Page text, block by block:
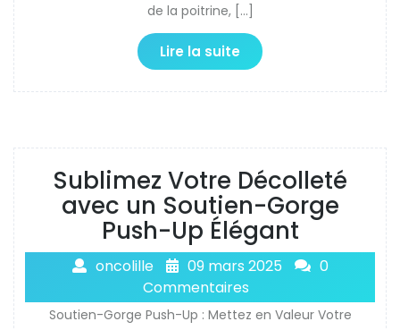
de la poitrine, […]
Lire la suite
Sublimez Votre Décolleté
avec un Soutien-Gorge
Push-Up Élégant
oncolille 09 mars 2025
0
Commentaires
Soutien-Gorge Push-Up : Mettez en Valeur Votre